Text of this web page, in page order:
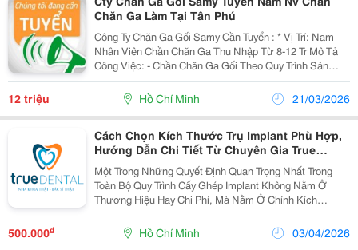
Chăn Ga Làm Tại Tân Phú
Công Ty Chăn Ga Gối Samy Cần Tuyển : * Vị Trí: Nam
Nhân Viên Chần Chăn Ga Thu Nhập Từ 8-12 Tr Mô Tả
Công Việc: - Chần Chăn Ga Gối Theo Quy Trình Sản
Xuất - Theo Dõi Đường Chần, Đảm Bảo Chất Lượng
Sản Phẩm - Phối Hợp Với Các Bộ Phận Liên...
12 triệu Hồ Chí Minh 21/03/2026
Cách Chọn Kích Thước Trụ Implant Phù Hợp,
Hướng Dẫn Chi Tiết Từ Chuyên Gia True
Dental
Một Trong Những Quyết Định Quan Trọng Nhất Trong
Toàn Bộ Quy Trình Cấy Ghép Implant Không Nằm Ở
Thương Hiệu Hay Chi Phí, Mà Nằm Ở Chính Kích
Thước Trụ Implant Được Lựa Chọn. Chọn Đúng Kích
Thước Đồng Nghĩa Với Việc Trụ Tích Hợp Tốt, Chịu
Lực Ổn Định...
500.000₫ Hồ Chí Minh 03/04/2026